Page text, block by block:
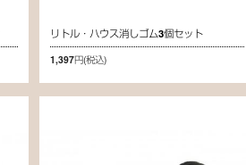
リトル・ハウス消しゴム3個セット
1,397円(税込)